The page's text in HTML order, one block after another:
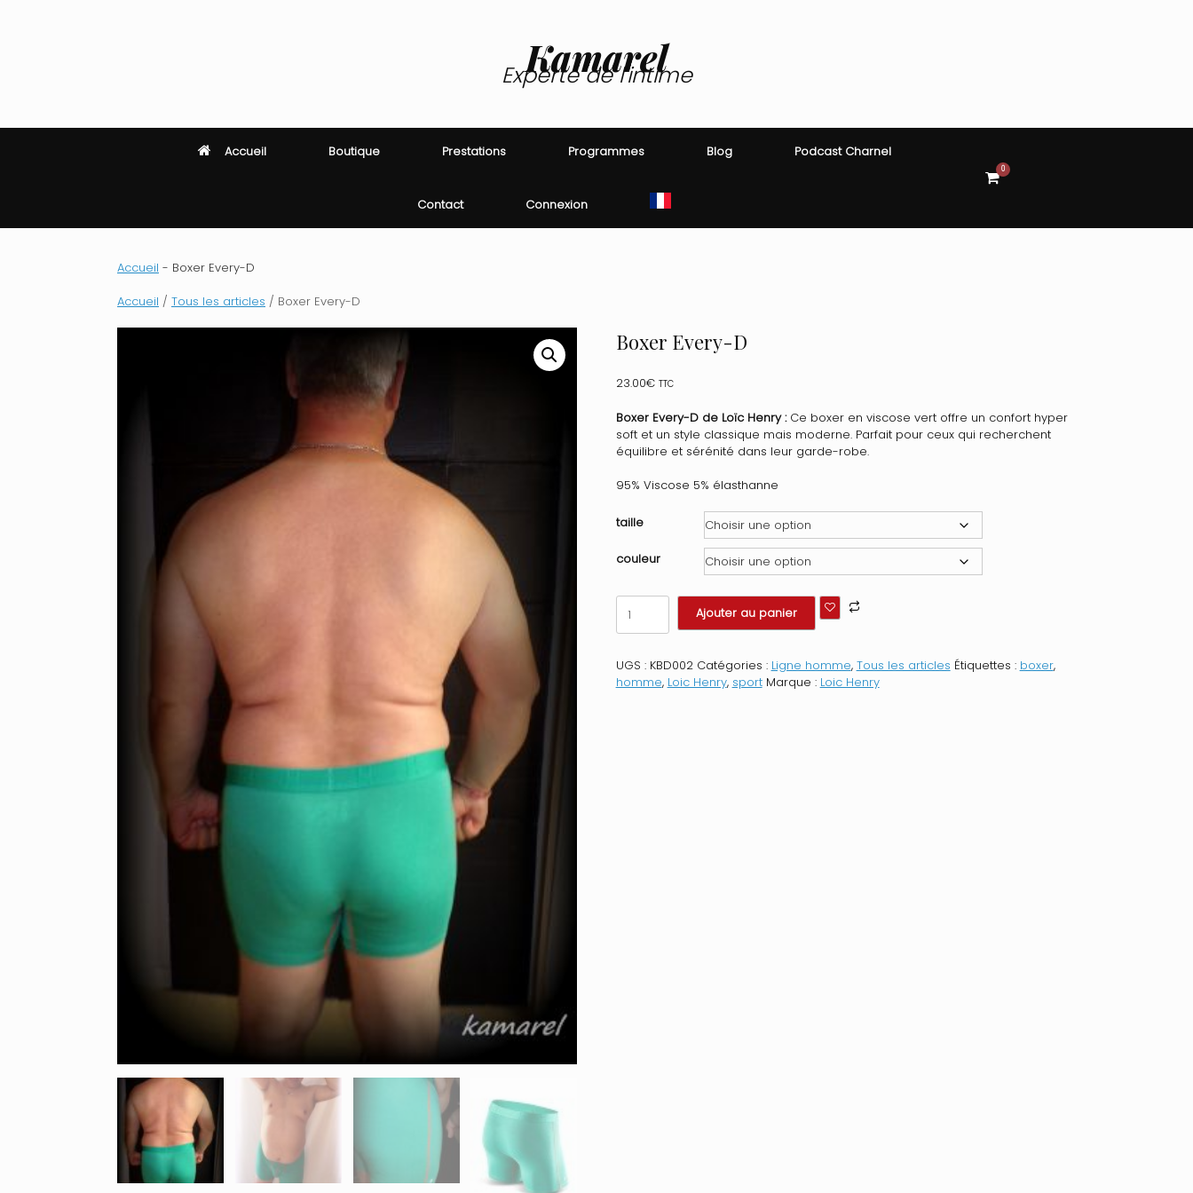
Kamarel
Experte de l'intime
Accueil Boutique Prestations Programmes Blog Podcast Charnel
Contact Connexion
View
shopping
0
Accueil - Boxer Every-D
Accueil / Tous les articles / Boxer Every-D
Boxer Every-D
23.00€ TTC
Boxer Every-D de Loïc Henry :Ce boxer en viscose vert offre un confort hyper
soft et un style classique mais moderne. Parfait pour ceux qui recherchent
équilibre et sérénité dans leur garde-robe.
95% Viscose 5% élasthanne
taille
couleur
quantité
de
Boxer
D
Ajouter au panier
UGS : KBD002 Catégories : Ligne homme, Tous les articles Étiquettes : boxer,
homme, Loic Henry, sport Marque : Loic Henry